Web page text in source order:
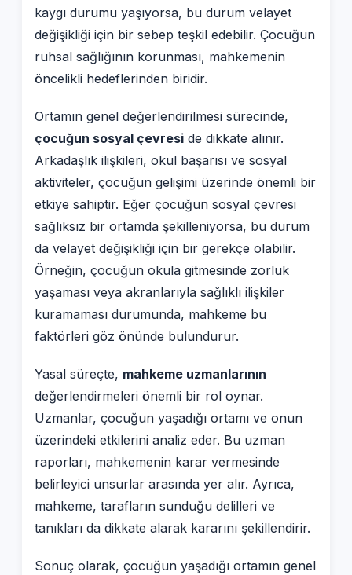
kaygı durumu yaşıyorsa, bu durum velayet
değişikliği için bir sebep teşkil edebilir. Çocuğun
ruhsal sağlığının korunması, mahkemenin
öncelikli hedeflerinden biridir.
Ortamın genel değerlendirilmesi sürecinde,
çocuğun sosyal çevresi de dikkate alınır.
Arkadaşlık ilişkileri, okul başarısı ve sosyal
aktiviteler, çocuğun gelişimi üzerinde önemli bir
etkiye sahiptir. Eğer çocuğun sosyal çevresi
sağlıksız bir ortamda şekilleniyorsa, bu durum
da velayet değişikliği için bir gerekçe olabilir.
Örneğin, çocuğun okula gitmesinde zorluk
yaşaması veya akranlarıyla sağlıklı ilişkiler
kuramaması durumunda, mahkeme bu
faktörleri göz önünde bulundurur.
Yasal süreçte, mahkeme uzmanlarının
değerlendirmeleri önemli bir rol oynar.
Uzmanlar, çocuğun yaşadığı ortamı ve onun
üzerindeki etkilerini analiz eder. Bu uzman
raporları, mahkemenin karar vermesinde
belirleyici unsurlar arasında yer alır. Ayrıca,
mahkeme, tarafların sunduğu delilleri ve
tanıkları da dikkate alarak kararını şekillendirir.
Sonuç olarak, çocuğun yaşadığı ortamın genel